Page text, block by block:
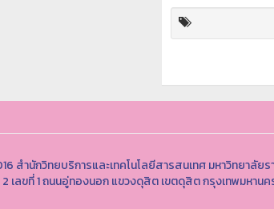
สำนักวิทยบริการและเทคโนโลยีสารสนเทศ มหาวิทยาลัย
2 เลขที่ 1 ถนนอู่ทองนอก แขวงดุสิต เขตดุสิต กรุงเทพมหา